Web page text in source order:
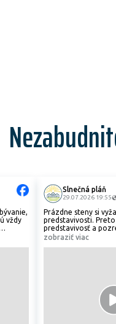
vždy
na
Slnečná pláň
29.07.2026 19:55
Prázdne steny si
predstavivosti.
predstavivosť a
v našich
zobraziť viac